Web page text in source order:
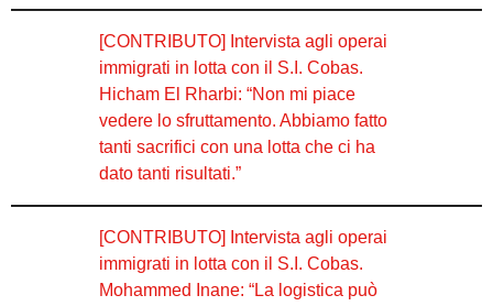
[CONTRIBUTO] Intervista agli operai
immigrati in lotta con il S.I. Cobas.
Hicham El Rharbi: “Non mi piace
vedere lo sfruttamento. Abbiamo fatto
tanti sacrifici con una lotta che ci ha
dato tanti risultati.”
[CONTRIBUTO] Intervista agli operai
immigrati in lotta con il S.I. Cobas.
Mohammed Inane: “La logistica può